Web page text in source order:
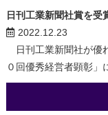
日刊工業新聞社賞を受
2022.12.23
日刊工業新聞社が優
０回優秀経営者顕彰」